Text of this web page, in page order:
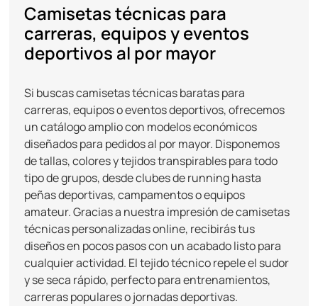
Camisetas técnicas para
carreras, equipos y eventos
deportivos al por mayor
Si buscas camisetas técnicas baratas para
carreras, equipos o eventos deportivos, ofrecemos
un catálogo amplio con modelos económicos
diseñados para pedidos al por mayor. Disponemos
de tallas, colores y tejidos transpirables para todo
tipo de grupos, desde clubes de running hasta
peñas deportivas, campamentos o equipos
amateur. Gracias a nuestra impresión de camisetas
técnicas personalizadas online, recibirás tus
diseños en pocos pasos con un acabado listo para
cualquier actividad. El tejido técnico repele el sudor
y se seca rápido, perfecto para entrenamientos,
carreras populares o jornadas deportivas.